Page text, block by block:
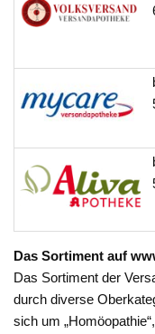
Das Sortiment auf
Das Sortiment der
durch diverse
sich um